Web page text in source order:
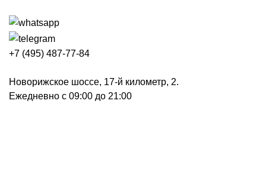
+7 (495) 487-77-84
Новорижское шоссе, 17-й километр, 2.
Ежедневно с 09:00 до 21:00